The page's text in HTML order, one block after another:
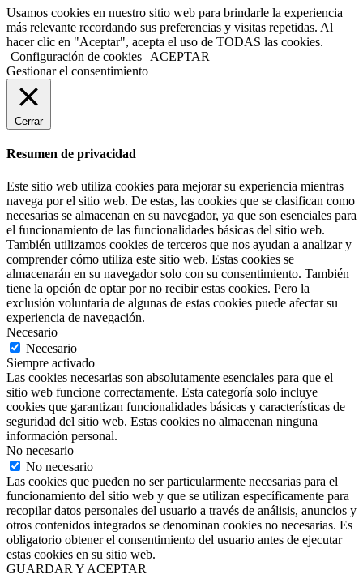
Usamos cookies en nuestro sitio web para brindarle la experiencia
más relevante recordando sus preferencias y visitas repetidas. Al
hacer clic en "Aceptar", acepta el uso de TODAS las cookies.
Configuración de cookies
ACEPTAR
Gestionar el consentimiento
Cerrar
Resumen de privacidad
Este sitio web utiliza cookies para mejorar su experiencia mientras
navega por el sitio web. De estas, las cookies que se clasifican como
necesarias se almacenan en su navegador, ya que son esenciales para
el funcionamiento de las funcionalidades básicas del sitio web.
También utilizamos cookies de terceros que nos ayudan a analizar y
comprender cómo utiliza este sitio web. Estas cookies se
almacenarán en su navegador solo con su consentimiento. También
tiene la opción de optar por no recibir estas cookies. Pero la
exclusión voluntaria de algunas de estas cookies puede afectar su
experiencia de navegación.
Necesario
Necesario
Siempre activado
Las cookies necesarias son absolutamente esenciales para que el
sitio web funcione correctamente. Esta categoría solo incluye
cookies que garantizan funcionalidades básicas y características de
seguridad del sitio web. Estas cookies no almacenan ninguna
información personal.
No necesario
No necesario
Las cookies que pueden no ser particularmente necesarias para el
funcionamiento del sitio web y que se utilizan específicamente para
recopilar datos personales del usuario a través de análisis, anuncios y
otros contenidos integrados se denominan cookies no necesarias. Es
obligatorio obtener el consentimiento del usuario antes de ejecutar
estas cookies en su sitio web.
GUARDAR Y ACEPTAR